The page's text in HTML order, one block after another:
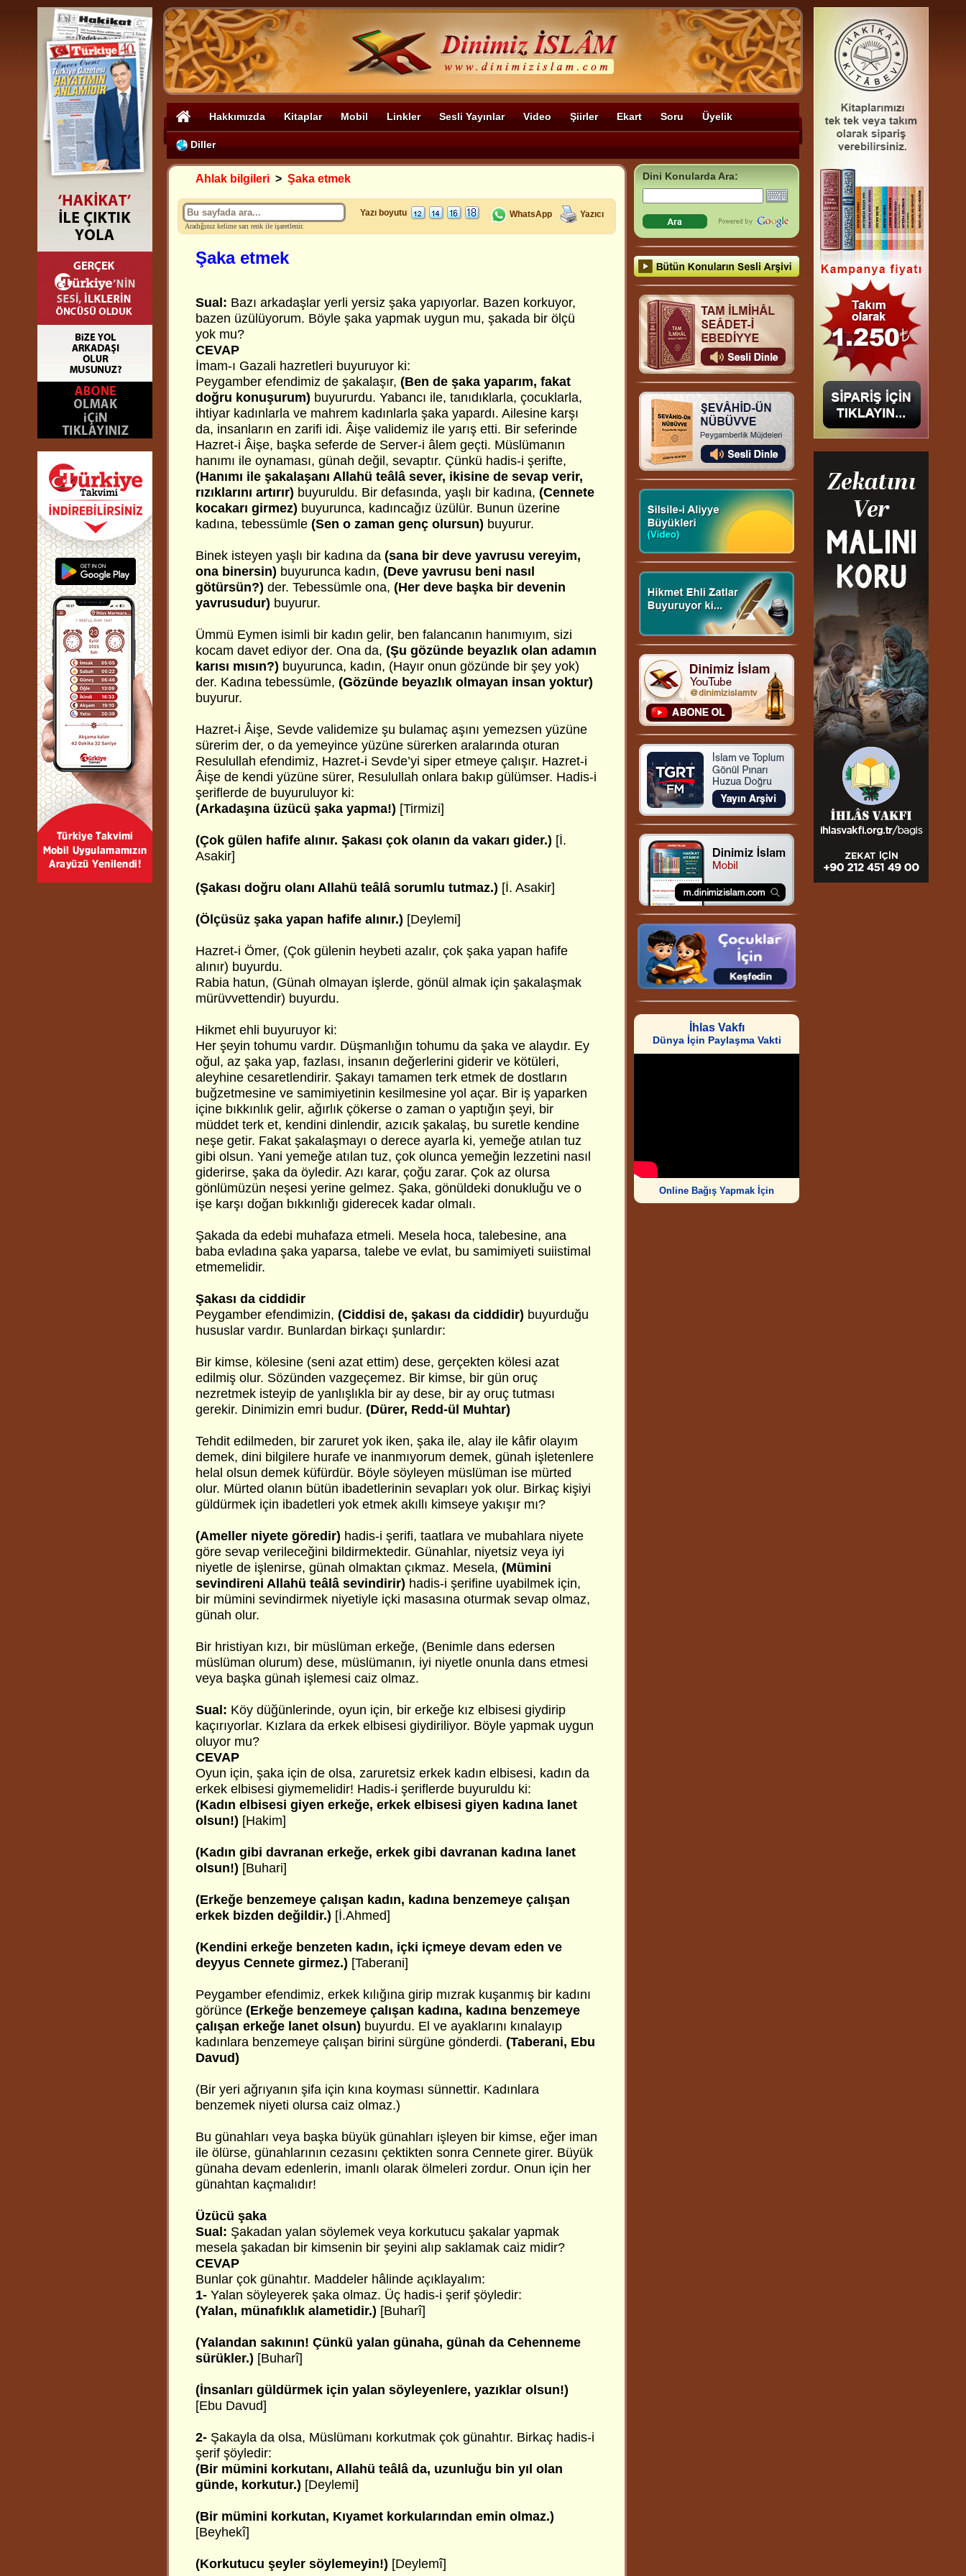
Hakkımızda Kitaplar Mobil Linkler Sesli Yayınlar Video Şiirler Ekart Soru Üyelik
Diller
Ahlak bilgileri > Şaka etmek
Aradığınız kelime sarı renk ile işaretlenir.
Yazı boyutu WhatsApp Yazıcı
Şaka etmek
Sual: Bazı arkadaşlar yerli yersiz şaka yapıyorlar. Bazen korkuyor,
bazen üzülüyorum. Böyle şaka yapmak uygun mu, şakada bir ölçü
yok mu?
CEVAP
İmam-ı Gazali hazretleri buyuruyor ki:
Peygamber efendimiz de şakalaşır, (Ben de şaka yaparım, fakat
doğru konuşurum) buyururdu. Yabancı ile, tanıdıklarla, çocuklarla,
ihtiyar kadınlarla ve mahrem kadınlarla şaka yapardı. Ailesine karşı
da, insanların en zarifi idi. Âişe validemiz ile yarış etti. Bir seferinde
Hazret-i Âişe, başka seferde de Server-i âlem geçti. Müslümanın
hanımı ile oynaması, günah değil, sevaptır. Çünkü hadis-i şerifte,
(Hanımı ile şakalaşanı Allahü teâlâ sever, ikisine de sevap verir,
rızıklarını artırır) buyuruldu. Bir defasında, yaşlı bir kadına, (Cennete
kocakarı girmez) buyurunca, kadıncağız üzülür. Bunun üzerine
kadına, tebessümle (Sen o zaman genç olursun) buyurur.
Binek isteyen yaşlı bir kadına da (sana bir deve yavrusu vereyim,
ona binersin) buyurunca kadın, (Deve yavrusu beni nasıl
götürsün?) der. Tebessümle ona, (Her deve başka bir devenin
yavrusudur) buyurur.
Ümmü Eymen isimli bir kadın gelir, ben falancanın hanımıyım, sizi
kocam davet ediyor der. Ona da, (Şu gözünde beyazlık olan adamın
karısı mısın?) buyurunca, kadın, (Hayır onun gözünde bir şey yok)
der. Kadına tebessümle, (Gözünde beyazlık olmayan insan yoktur)
buyurur.
Hazret-i Âişe, Sevde validemize şu bulamaç aşını yemezsen yüzüne
sürerim der, o da yemeyince yüzüne sürerken aralarında oturan
Resulullah efendimiz, Hazret-i Sevde’yi siper etmeye çalışır. Hazret-i
Âişe de kendi yüzüne sürer, Resulullah onlara bakıp gülümser. Hadis-i
şeriflerde de buyuruluyor ki:
(Arkadaşına üzücü şaka yapma!) [Tirmizi]
(Çok gülen hafife alınır. Şakası çok olanın da vakarı gider.) [İ.
Asakir]
(Şakası doğru olanı Allahü teâlâ sorumlu tutmaz.) [İ. Asakir]
(Ölçüsüz şaka yapan hafife alınır.) [Deylemi]
Hazret-i Ömer, (Çok gülenin heybeti azalır, çok şaka yapan hafife
alınır) buyurdu.
Rabia hatun, (Günah olmayan işlerde, gönül almak için şakalaşmak
mürüvvettendir) buyurdu.
Hikmet ehli buyuruyor ki:
Her şeyin tohumu vardır. Düşmanlığın tohumu da şaka ve alaydır. Ey
oğul, az şaka yap, fazlası, insanın değerlerini giderir ve kötüleri,
aleyhine cesaretlendirir. Şakayı tamamen terk etmek de dostların
buğzetmesine ve samimiyetinin kesilmesine yol açar. Bir iş yaparken
içine bıkkınlık gelir, ağırlık çökerse o zaman o yaptığın şeyi, bir
müddet terk et, kendini dinlendir, azıcık şakalaş, bu suretle kendine
neşe getir. Fakat şakalaşmayı o derece ayarla ki, yemeğe atılan tuz
gibi olsun. Yani yemeğe atılan tuz, çok olunca yemeğin lezzetini nasıl
giderirse, şaka da öyledir. Azı karar, çoğu zarar. Çok az olursa
gönlümüzün neşesi yerine gelmez. Şaka, gönüldeki donukluğu ve o
işe karşı doğan bıkkınlığı giderecek kadar olmalı.
Şakada da edebi muhafaza etmeli. Mesela hoca, talebesine, ana
baba evladına şaka yaparsa, talebe ve evlat, bu samimiyeti suiistimal
etmemelidir.
Şakası da ciddidir
Peygamber efendimizin, (Ciddisi de, şakası da ciddidir) buyurduğu
hususlar vardır. Bunlardan birkaçı şunlardır:
Bir kimse, kölesine (seni azat ettim) dese, gerçekten kölesi azat
edilmiş olur. Sözünden vazgeçemez. Bir kimse, bir gün oruç
nezretmek isteyip de yanlışlıkla bir ay dese, bir ay oruç tutması
gerekir. Dinimizin emri budur. (Dürer, Redd-ül Muhtar)
Tehdit edilmeden, bir zaruret yok iken, şaka ile, alay ile kâfir olayım
demek, dini bilgilere hurafe ve inanmıyorum demek, günah işletenlere
helal olsun demek küfürdür. Böyle söyleyen müslüman ise mürted
olur. Mürted olanın bütün ibadetlerinin sevapları yok olur. Birkaç kişiyi
güldürmek için ibadetleri yok etmek akıllı kimseye yakışır mı?
(Ameller niyete göredir) hadis-i şerifi, taatlara ve mubahlara niyete
göre sevap verileceğini bildirmektedir. Günahlar, niyetsiz veya iyi
niyetle de işlenirse, günah olmaktan çıkmaz. Mesela, (Mümini
sevindireni Allahü teâlâ sevindirir) hadis-i şerifine uyabilmek için,
bir mümini sevindirmek niyetiyle içki masasına oturmak sevap olmaz,
günah olur.
Bir hristiyan kızı, bir müslüman erkeğe, (Benimle dans edersen
müslüman olurum) dese, müslümanın, iyi niyetle onunla dans etmesi
veya başka günah işlemesi caiz olmaz.
Sual: Köy düğünlerinde, oyun için, bir erkeğe kız elbisesi giydirip
kaçırıyorlar. Kızlara da erkek elbisesi giydiriliyor. Böyle yapmak uygun
oluyor mu?
CEVAP
Oyun için, şaka için de olsa, zaruretsiz erkek kadın elbisesi, kadın da
erkek elbisesi giymemelidir! Hadis-i şeriflerde buyuruldu ki:
(Kadın elbisesi giyen erkeğe, erkek elbisesi giyen kadına lanet
olsun!) [Hakim]
(Kadın gibi davranan erkeğe, erkek gibi davranan kadına lanet
olsun!) [Buhari]
(Erkeğe benzemeye çalışan kadın, kadına benzemeye çalışan
erkek bizden değildir.) [İ.Ahmed]
(Kendini erkeğe benzeten kadın, içki içmeye devam eden ve
deyyus Cennete girmez.) [Taberani]
Peygamber efendimiz, erkek kılığına girip mızrak kuşanmış bir kadını
görünce (Erkeğe benzemeye çalışan kadına, kadına benzemeye
çalışan erkeğe lanet olsun) buyurdu. El ve ayaklarını kınalayıp
kadınlara benzemeye çalışan birini sürgüne gönderdi. (Taberani, Ebu
Davud)
(Bir yeri ağrıyanın şifa için kına koyması sünnettir. Kadınlara
benzemek niyeti olursa caiz olmaz.)
​Bu günahları veya başka büyük günahları işleyen bir kimse, eğer iman
ile ölürse, günahlarının cezasını çektikten sonra Cennete girer. Büyük
günaha devam edenlerin, imanlı olarak ölmeleri zordur. Onun için her
günahtan kaçmalıdır!
Üzücü şaka
Sual: Şakadan yalan söylemek veya korkutucu şakalar yapmak
mesela şakadan bir kimsenin bir şeyini alıp saklamak caiz midir?
CEVAP
Bunlar çok günahtır. Maddeler hâlinde açıklayalım:
1- Yalan söyleyerek şaka olmaz. Üç hadis-i şerif şöyledir:
(Yalan, münafıklık alametidir.) [Buharî]
(Yalandan sakının! Çünkü yalan günaha, günah da Cehenneme
sürükler.) [Buharî]
(İnsanları güldürmek için yalan söyleyenlere, yazıklar olsun!)
[Ebu Davud]
2- Şakayla da olsa, Müslümanı korkutmak çok günahtır. Birkaç hadis-i
şerif şöyledir:
(Bir mümini korkutanı, Allahü teâlâ da, uzunluğu bin yıl olan
günde, korkutur.) [Deylemi]
(Bir mümini korkutan, Kıyamet korkularından emin olmaz.)
[Beyhekî]
(Korkutucu şeyler söylemeyin!) [Deylemî]
Dini Konularda Ara:
İhlas Vakfı
Dünya İçin Paylaşma Vakti
Online Bağış Yapmak İçin